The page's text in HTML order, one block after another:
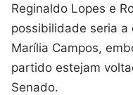
Reginaldo Lopes e
possibilidade seria
Marília Campos,
partido estejam
Senado.